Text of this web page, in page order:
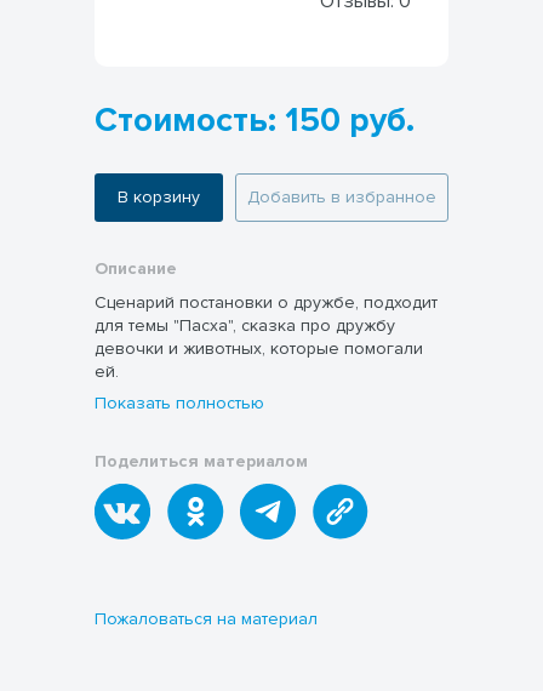
Стоимость: 150 руб.
В корзину Добавить в избранное
Описание
Сценарий постановки о дружбе, подходит
для темы "Пасха", сказка про дружбу
девочки и животных, которые помогали
ей.
Показать полностью
Поделиться материалом
Пожаловаться на материал